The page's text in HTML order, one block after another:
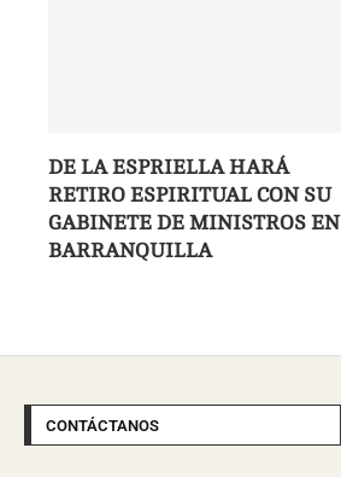
DE LA ESPRIELLA HARÁ
RETIRO ESPIRITUAL CON SU
GABINETE DE MINISTROS EN
BARRANQUILLA
CONTÁCTANOS